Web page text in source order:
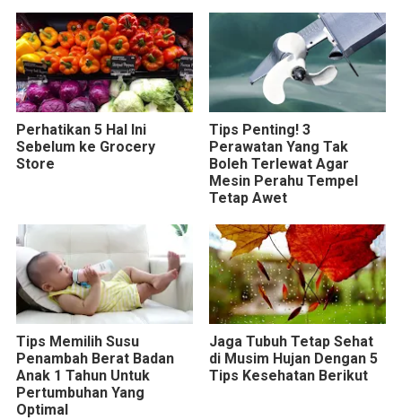
Perhatikan 5 Hal Ini
Sebelum ke Grocery
Store
Tips Penting! 3
Perawatan Yang Tak
Boleh Terlewat Agar
Mesin Perahu Tempel
Tetap Awet
Tips Memilih Susu
Penambah Berat Badan
Anak 1 Tahun Untuk
Pertumbuhan Yang
Optimal
Jaga Tubuh Tetap Sehat
di Musim Hujan Dengan 5
Tips Kesehatan Berikut